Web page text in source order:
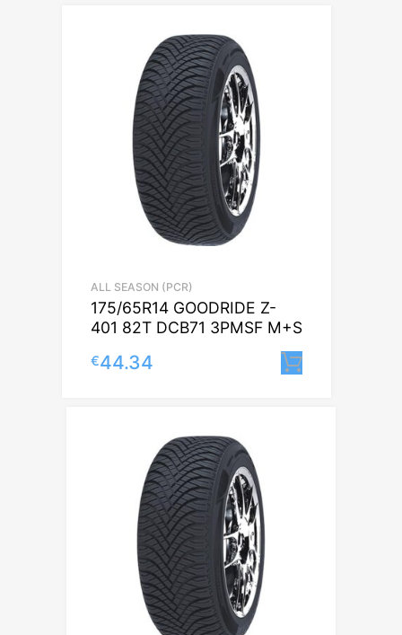
ALL SEASON (PCR)
175/65R14 GOODRIDE Z-
401 82T DCB71 3PMSF M+S
€44.34